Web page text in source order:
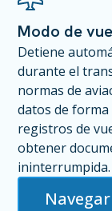
Modo de
Detiene
durante el
normas de
datos de
registros de
obtener
ininterrumpida.